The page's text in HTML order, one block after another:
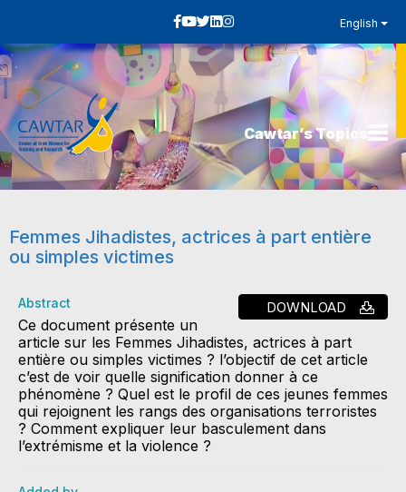
English
Cawtar’s Topics
Femmes Jihadistes, actrices à part entière
ou simples victimes
DOWNLOAD
Abstract
Ce document présente un
article sur les Femmes Jihadistes, actrices à part
entière ou simples victimes ? l’objectif de cet article
c’est de voir quelle signification donner à ce
phénomène ? Quel est le profil de ces jeunes femmes
qui rejoignent les rangs des organisations terroristes
? Comment expliquer leur basculement dans
l’extrémisme et la violence ?